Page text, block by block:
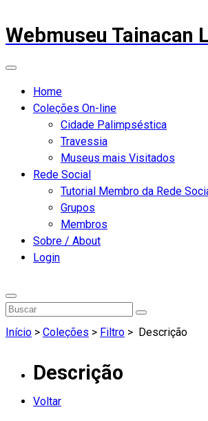
Webmuseu Tainacan
Home
Coleções On-line
Cidade Palimpséstica
Travessia
Museus mais Visitados
Rede Social
Tutorial Membro da Rede
Grupos
Membros
Sobre / About
Login
Início > Coleções > Filtro > Descrição
Descrição
Voltar